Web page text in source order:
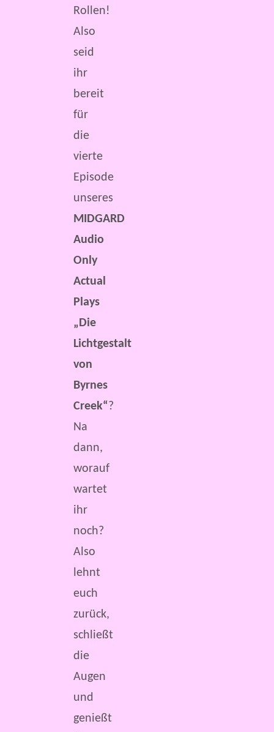
Rollen!
Also
seid
ihr
bereit
für
die
vierte
Episode
unseres
MIDGARD
Audio
Only
Actual
Plays
„Die
Lichtgestalt
von
Byrnes
Creek“?
Na
dann,
worauf
wartet
ihr
noch?
Also
lehnt
euch
zurück,
schließt
die
Augen
und
genießt